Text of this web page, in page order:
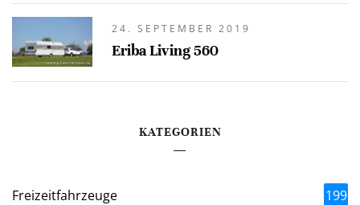
24. SEPTEMBER 2019
Eriba Living 560
KATEGORIEN
Freizeitfahrzeuge 199